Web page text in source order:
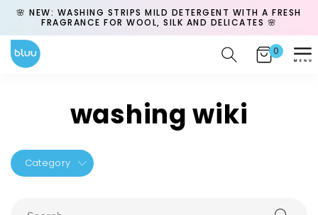
Skip to
content
🌸 NEW: WASHING STRIPS MILD DETERGENT WITH A FRESH
FRAGRANCE FOR WOOL, SILK AND DELICATES 🌸
Cart0
0
items
washing wiki
Category